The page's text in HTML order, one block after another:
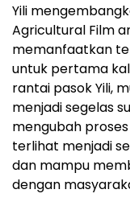
Yili
Agricultural Film
memanfaatkan
untuk pertama
rantai pasok Yili,
menjadi segelas
mengubah
terlihat menjadi
dan mampu
dengan